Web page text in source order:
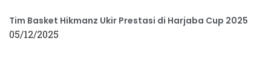
Tim Basket Hikmanz Ukir Prestasi di Harjaba Cup 2025
05/12/2025